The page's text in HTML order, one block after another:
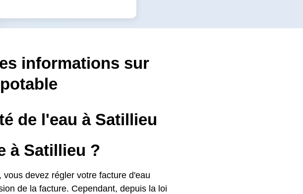
informations sur
de l'eau à Satillieu
à Satillieu ?
devez régler votre facture d'eau
de la facture. Cependant, depuis la loi